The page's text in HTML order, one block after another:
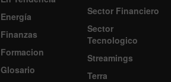
Energía
Finanzas
Formacion
Glosario
Sector Financiero
Sector
Tecnologico
Streamings
Terra